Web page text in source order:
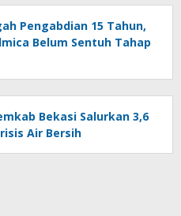
Pengabdian 15 Tahun,
Belum Sentuh Tahap
Bekasi Salurkan 3,6
Air Bersih